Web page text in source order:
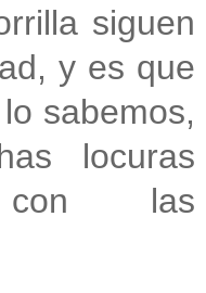
siguen
y es que
sabemos,
locuras
con las